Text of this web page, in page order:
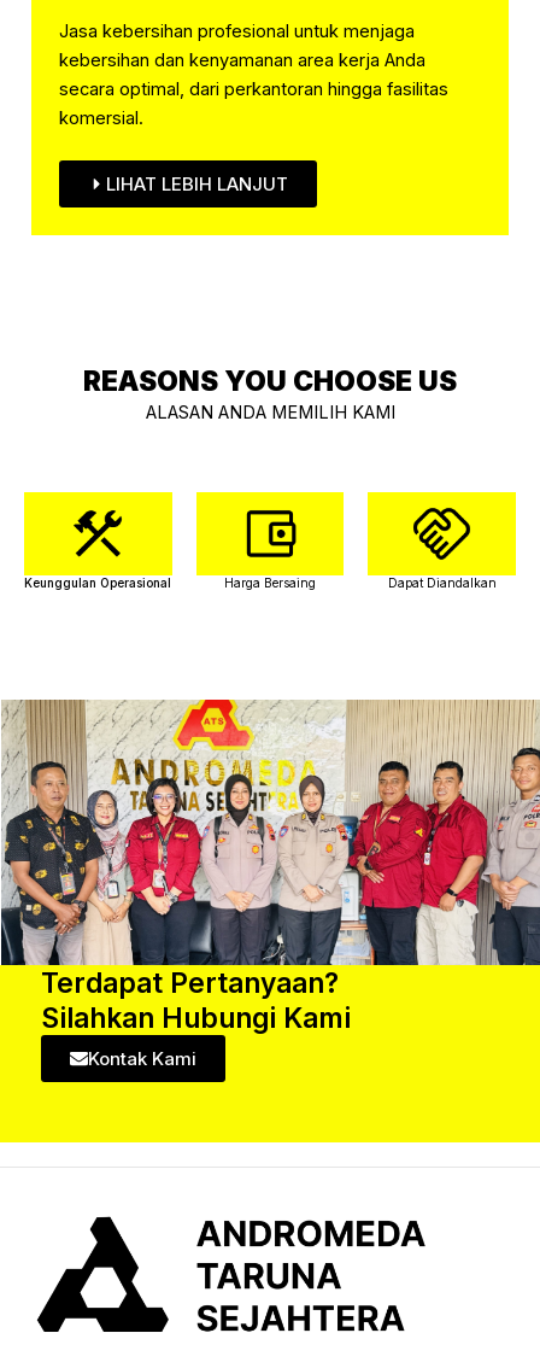
Jasa kebersihan profesional untuk menjaga
kebersihan dan kenyamanan area kerja Anda
secara optimal, dari perkantoran hingga fasilitas
komersial.
LIHAT LEBIH LANJUT
REASONS YOU CHOOSE US
ALASAN ANDA MEMILIH KAMI
Keunggulan Operasional Harga Bersaing Dapat Diandalkan
Terdapat Pertanyaan?
Silahkan Hubungi Kami
Kontak Kami